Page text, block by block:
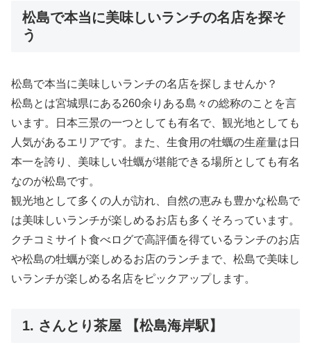
松島で本当に美味しいランチの名店を探そ
う
松島で本当に美味しいランチの名店を探しませんか？
松島とは宮城県にある260余りある島々の総称のことを言
います。日本三景の一つとしても有名で、観光地としても
人気があるエリアです。また、生食用の牡蠣の生産量は日
本一を誇り、美味しい牡蠣が堪能できる場所としても有名
なのが松島です。
観光地として多くの人が訪れ、自然の恵みも豊かな松島で
は美味しいランチが楽しめるお店も多くそろっています。
クチコミサイト食べログで高評価を得ているランチのお店
や松島の牡蠣が楽しめるお店のランチまで、松島で美味し
いランチが楽しめる名店をピックアップします。
1. さんとり茶屋 【松島海岸駅】